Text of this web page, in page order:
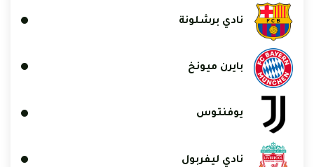
نادي برشلونة
بايرن ميونخ
يوفنتوس
نادي ليفربول